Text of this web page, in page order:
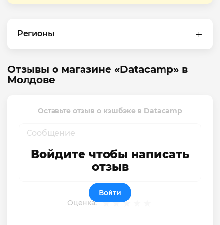
Регионы
Отзывы о магазине «Datacamp» в
Молдове
Оставьте отзыв о кэшбэке в Datacamp
Оценка:
Войдите чтобы написать
отзыв
Войти